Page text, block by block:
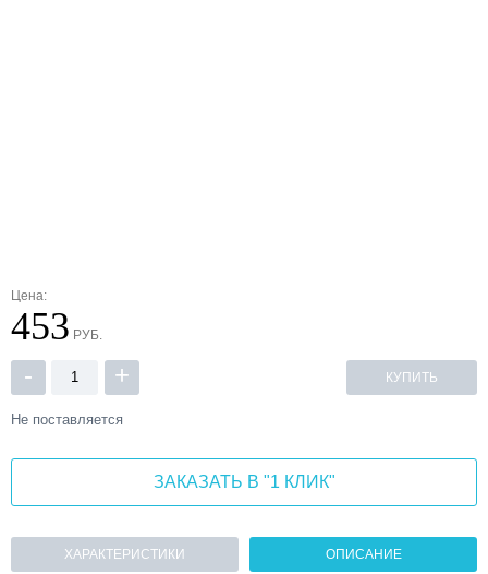
Цена:
453 РУБ.
- + КУПИТЬ
Не поставляется
ЗАКАЗАТЬ В "1 КЛИК"
ХАРАКТЕРИСТИКИ ОПИСАНИЕ